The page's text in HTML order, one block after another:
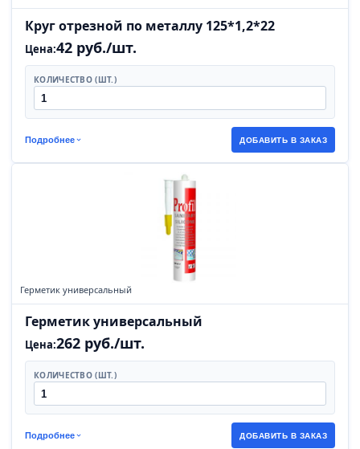
Круг отрезной по металлу 125*1,2*22
Цена:42 руб./шт.
КОЛИЧЕСТВО (ШТ.)
Подробнее ДОБАВИТЬ В ЗАКАЗ
Герметик универсальный
Герметик универсальный
Цена:262 руб./шт.
КОЛИЧЕСТВО (ШТ.)
Подробнее ДОБАВИТЬ В ЗАКАЗ